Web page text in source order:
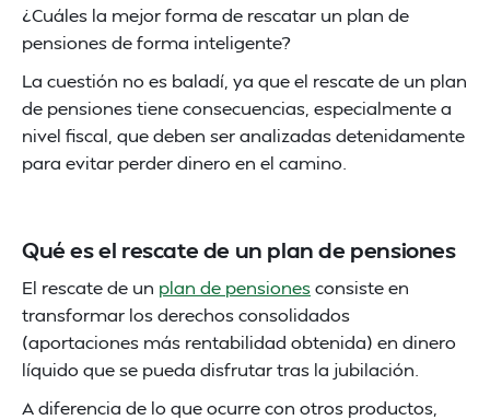
¿Cuáles la mejor forma de rescatar un plan de
pensiones de forma inteligente?
La cuestión no es baladí, ya que el rescate de un plan
de pensiones tiene consecuencias, especialmente a
nivel fiscal, que deben ser analizadas detenidamente
para evitar perder dinero en el camino.
Qué es el rescate de un plan de pensiones
El rescate de un plan de pensionesconsiste en
transformar los derechos consolidados
(aportaciones más rentabilidad obtenida) en dinero
líquido que se pueda disfrutar tras la jubilación.
A diferencia de lo que ocurre con otros productos,